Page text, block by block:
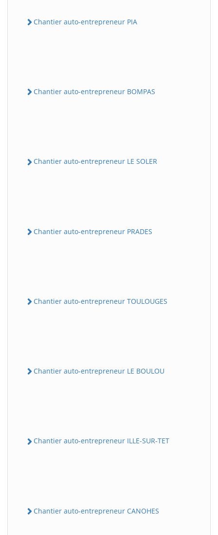
Chantier auto-entrepreneur PIA
Chantier auto-entrepreneur BOMPAS
Chantier auto-entrepreneur LE SOLER
Chantier auto-entrepreneur PRADES
Chantier auto-entrepreneur TOULOUGES
Chantier auto-entrepreneur LE BOULOU
Chantier auto-entrepreneur ILLE-SUR-TET
Chantier auto-entrepreneur CANOHES